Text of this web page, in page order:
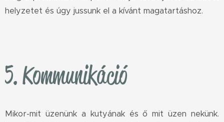
helyzetet és úgy jussunk el a kívánt magatartáshoz.
5. Kommunikáció
Mikor-mit üzenünk a kutyának és ő mit üzen nekünk.